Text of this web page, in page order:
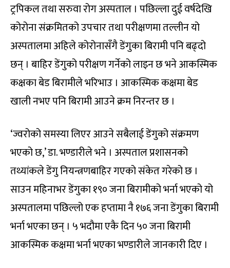
ट्रपिकल तथा सरुवा रोग अस्पताल । पछिल्ला दुई वर्षदेखि
कोरोना संक्रमितको उपचार तथा परीक्षणमा तल्लीन यो
अस्पतालमा अहिले कोरोनासँगै डेंगुका बिरामी पनि बढ्दो
छन् । बाहिर डेंगुको परीक्षण गर्नेको लाइन छ भने आकस्मिक
कक्षका बेड बिरामीले भरिभाउ । आकस्मिक कक्षमा बेड
खाली नभए पनि बिरामी आउने क्रम निरन्तर छ ।
‘ज्वरोको समस्या लिएर आउने सबैलाई डेंगुको संक्रमण
भएको छ,’ डा. भण्डारीले भने । अस्पताल प्रशासनको
तथ्यांकले डेंगु नियन्त्रणबाहिर गएको संकेत गरेको छ ।
साउन महिनाभर डेंगुका १९० जना बिरामीको भर्ना भएको यो
अस्पतालमा पछिल्लो एक हप्तामा नै १७६ जना डेंगुका बिरामी
भर्ना भएका छन् । ५ भदौमा एकै दिन ५० जना बिरामी
आकस्मिक कक्षमा भर्ना भएका भण्डारीले जानकारी दिए ।